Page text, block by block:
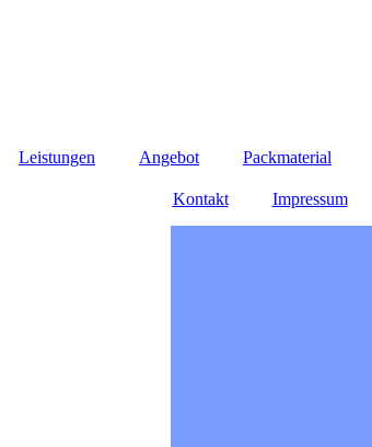
Leistungen Angebot Packmaterial
Kontakt Impressum